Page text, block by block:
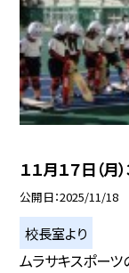
１１月１７日（
公開日 2025/11/18
校長室より
ムラサキスポー